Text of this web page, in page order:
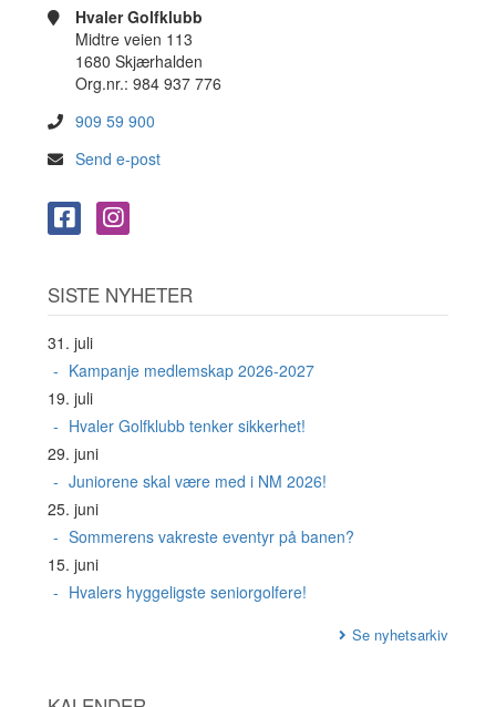
Hvaler Golfklubb
Midtre veien 113
1680 Skjærhalden
Org.nr.: 984 937 776
909 59 900
Send e-post
SISTE NYHETER
31. juli
Kampanje medlemskap 2026-2027
19. juli
Hvaler Golfklubb tenker sikkerhet!
29. juni
Juniorene skal være med i NM 2026!
25. juni
Sommerens vakreste eventyr på banen?
15. juni
Hvalers hyggeligste seniorgolfere!
Se nyhetsarkiv